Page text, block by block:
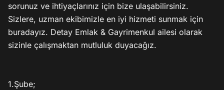
sorunuz ve ihtiyaçlarınız için bize ulaşabilirsiniz.
Sizlere, uzman ekibimizle en iyi hizmeti sunmak için
buradayız. Detay Emlak & Gayrimenkul ailesi olarak
sizinle çalışmaktan mutluluk duyacağız.
1.Şube;